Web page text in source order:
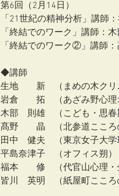
第6回（2月14日）
「21世紀の精神分析」講師
「終結でのワーク」講師：
「終結でのワーク②」講師
◆講師
生地　　新　（まめの木クリ
岩倉　　拓　（あざみ野心
木部　則雄　（こども・思
髙野　　晶　（北参道こころ
田中　健夫　（東京女子大
平島奈津子　（オフィス朔）
福本　　修　（代官山心理
皆川　英明　（紙屋町こころ